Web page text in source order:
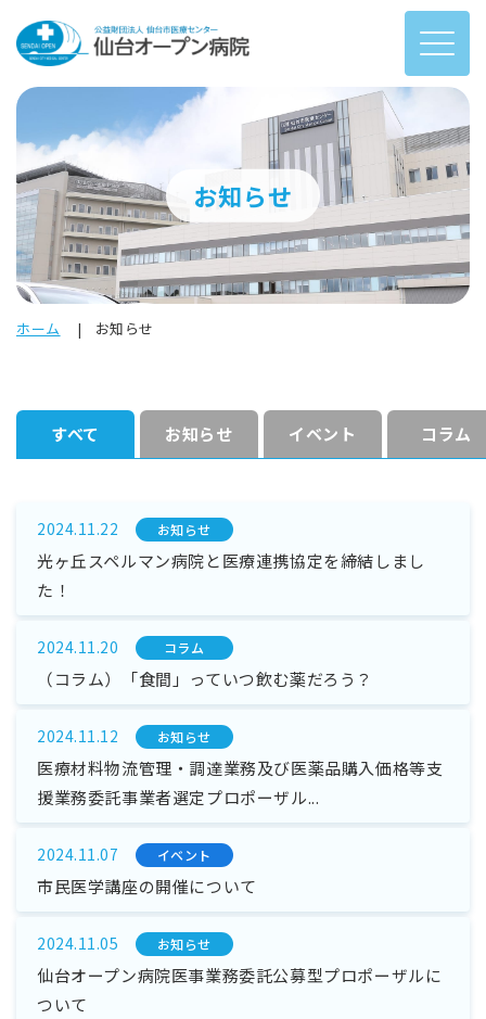
お知らせ
ホーム お知らせ
すべて お知らせ イベント コラム
2024.11.22 お知らせ
光ヶ丘スペルマン病院と医療連携協定を締結しまし
た！
2024.11.20 コラム
（コラム）「食間」っていつ飲む薬だろう？
2024.11.12 お知らせ
医療材料物流管理・調達業務及び医薬品購入価格等支
援業務委託事業者選定プロポーザル...
2024.11.07 イベント
市民医学講座の開催について
2024.11.05 お知らせ
仙台オープン病院医事業務委託公募型プロポーザルに
ついて